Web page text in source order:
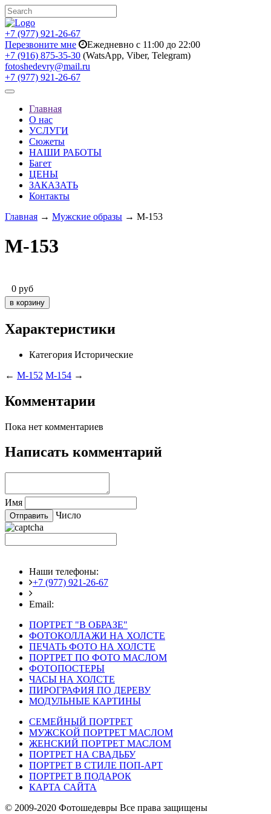
+7 (977) 921-26-67
Перезвоните мне
Ежедневно с 11:00 до 22:00
+7 (916) 875-35-30 (WatsApp, Viber, Telegram)
fotoshedevry@mail.ru
+7 (977) 921-26-67
Toggle
navigationГлавная
О нас
УСЛУГИ
Сюжеты
НАШИ РАБОТЫ
Багет
ЦЕНЫ
ЗАКАЗАТЬ
Контакты
Главная → Мужские образы → M-153
M-153
0 руб
Характеристики
Категория Исторические
← M-152 M-154 →
Комментарии
Пока нет комментариев
Написать комментарий
Имя
Число
Наши телефоны:
+7 (977) 921-26-67
Email:
ПОРТРЕТ "В ОБРАЗЕ"
ФОТОКОЛЛАЖИ НА ХОЛСТЕ
ПЕЧАТЬ ФОТО НА ХОЛСТЕ
ПОРТРЕТ ПО ФОТО МАСЛОМ
ФОТОПОСТЕРЫ
ЧАСЫ НА ХОЛСТЕ
ПИРОГРАФИЯ ПО ДЕРЕВУ
МОДУЛЬНЫЕ КАРТИНЫ
СЕМЕЙНЫЙ ПОРТРЕТ
МУЖСКОЙ ПОРТРЕТ МАСЛОМ
ЖЕНСКИЙ ПОРТРЕТ МАСЛОМ
ПОРТРЕТ НА СВАДЬБУ
ПОРТРЕТ В СТИЛЕ ПОП-АРТ
ПОРТРЕТ В ПОДАРОК
КАРТА САЙТА
© 2009-2020 Фотошедевры Все права защищены